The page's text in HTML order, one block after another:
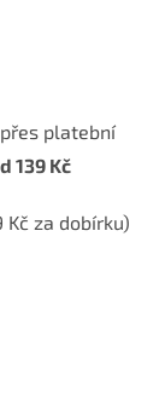
platební
139 Kč
Kč za dobírku)